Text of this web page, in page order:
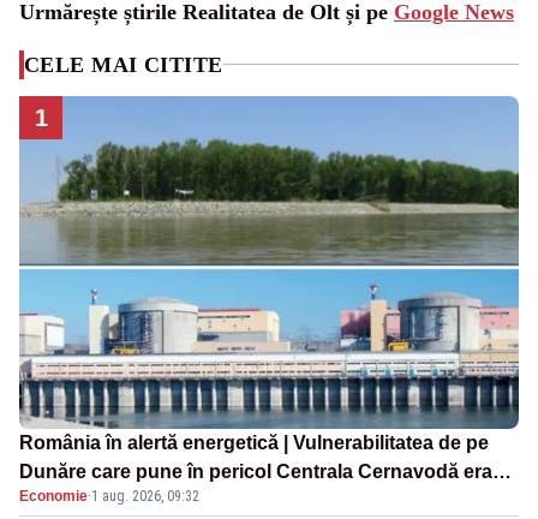
Urmărește știrile Realitatea de Olt și pe Google News
CELE MAI CITITE
1
România în alertă energetică | Vulnerabilitatea de pe
Dunăre care pune în pericol Centrala Cernavodă era
cunoscută de pe vremea lui Ceaușescu
Economie·1 aug. 2026, 09:32